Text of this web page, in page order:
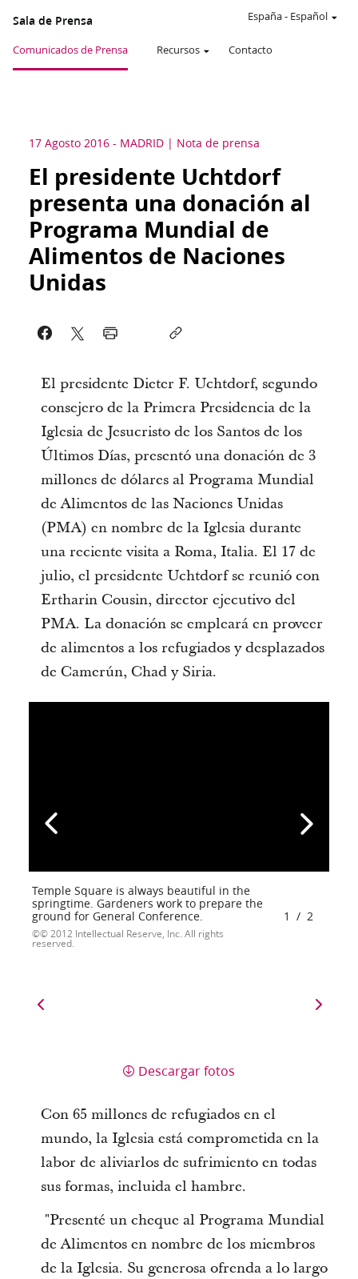
Sala de Prensa
Comunicados de Prensa Recursos Contacto
España- Español
17 Agosto 2016 - MADRID Nota de prensa
El presidente Uchtdorf
presenta una donación al
Programa Mundial de
Alimentos de Naciones
Unidas
El presidente Dieter F. Uchtdorf, segundo
consejero de la Primera Presidencia de la
Iglesia de Jesucristo de los Santos de los
Últimos Días, presentó una donación de 3
millones de dólares al Programa Mundial
de Alimentos de las Naciones Unidas
(PMA) en nombre de la Iglesia durante
una reciente visita a Roma, Italia. El 17 de
julio, el presidente Uchtdorf se reunió con
Ertharin Cousin, director ejecutivo del
PMA. La donación se empleará en proveer
de alimentos a los refugiados y desplazados
de Camerún, Chad y Siria.
Temple Square is always beautiful in the
springtime. Gardeners work to prepare the
ground for General Conference.
© 2012 Intellectual Reserve, Inc. All rights
reserved.
1 / 2
Descargar fotos
Con 65 millones de refugiados en el
mundo, la Iglesia está comprometida en la
labor de aliviarlos de sufrimiento en todas
sus formas, incluida el hambre.
"Presenté un cheque al Programa Mundial
de Alimentos en nombre de los miembros
de la Iglesia. Su generosa ofrenda a lo largo